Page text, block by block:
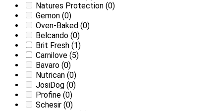
Natures Protection (0)
Gemon (0)
Oven-Baked (0)
Belcando (0)
Brit Fresh (1)
Carnilove (5)
Bavaro (0)
Nutrican (0)
JosiDog (0)
Profine (0)
Schesir (0)